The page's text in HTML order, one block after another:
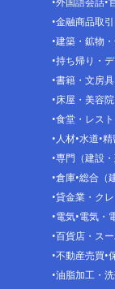
金融商品取引
建築・鉱物
持ち帰り・
書籍・文房
床屋・美容院
食堂・レス
人材 水道 精
専門（建設・
倉庫 総合（
貸金業・ク
電気 電気・
百貨店・ス
不動産売買
油脂加工・